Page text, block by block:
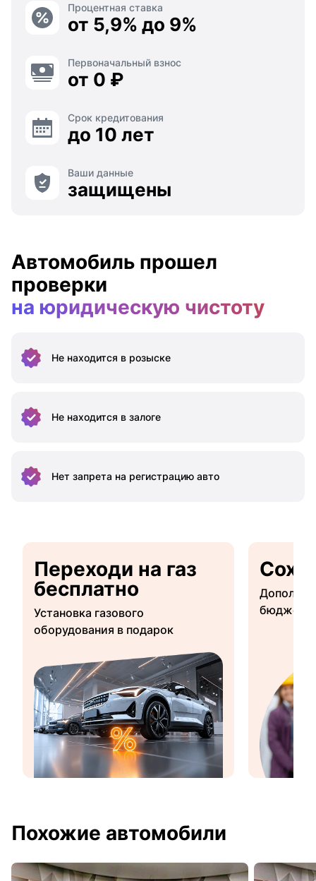
Процентная ставка
от 5,9% до 9%
Первоначальный взнос
от 0 ₽
Срок кредитования
до 10 лет
Ваши данные
защищены
Автомобиль прошел
проверки
на юридическую чистоту
Не находится в розыске
Не находится в залоге
Нет запрета на регистрацию авто
Переходи на газ
бесплатно
Установка газового
оборудования в подарок
Похожие автомобили